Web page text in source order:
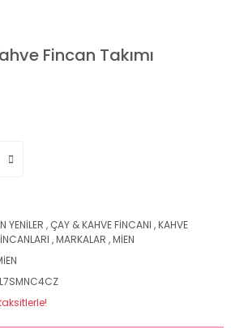
Fincan Takımı
YENİLER , ÇAY & KAHVE FİNCANI ,KAHVE
,MARKALAR ,MİEN